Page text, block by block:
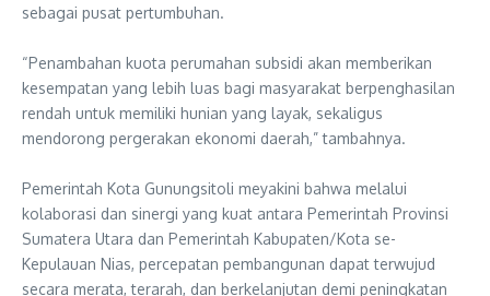
sebagai pusat pertumbuhan.
‎“Penambahan kuota perumahan subsidi akan memberikan
kesempatan yang lebih luas bagi masyarakat berpenghasilan
rendah untuk memiliki hunian yang layak, sekaligus
mendorong pergerakan ekonomi daerah,” tambahnya.
‎Pemerintah Kota Gunungsitoli meyakini bahwa melalui
kolaborasi dan sinergi yang kuat antara Pemerintah Provinsi
Sumatera Utara dan Pemerintah Kabupaten/Kota se-
Kepulauan Nias, percepatan pembangunan dapat terwujud
secara merata, terarah, dan berkelanjutan demi peningkatan